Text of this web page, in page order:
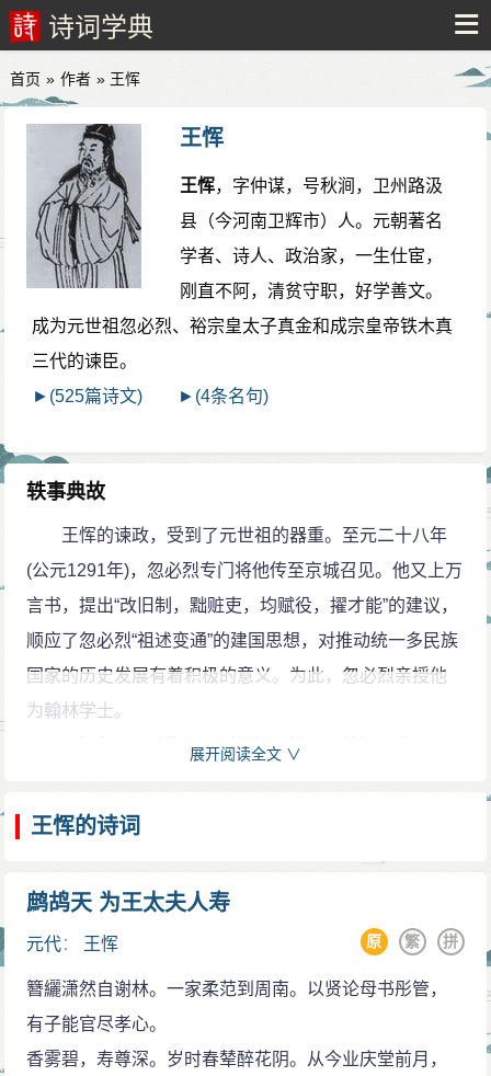
诗词学典
首页 » 作者 » 王恽
王恽
王恽，字仲谋，号秋涧，卫州路汲
县（今河南卫辉市）人。元朝著名
学者、诗人、政治家，一生仕宦，
刚直不阿，清贫守职，好学善文。
成为元世祖忽必烈、裕宗皇太子真金和成宗皇帝铁木真
三代的谏臣。
►(525篇诗文)
►(4条名句)
轶事典故
王恽的谏政，受到了元世祖的器重。至元二十八年
(公元1291年)，忽必烈专门将他传至京城召见。他又上万
言书，提出“改旧制，黜赃吏，均赋役，擢才能”的建议，
顺应了忽必烈“祖述变通”的建国思想，对推动统一多民族
国家的历史发展有着积极的意义。为此，忽必烈亲授他
为翰林学士。
王恽任职从政期间，时常忧国忧民，他把历代明君
用“顺谏”的方式，奏疏给尚未登基的皇太子参阅。裕宗真
事略》各篇发给皇孙们传读。裕宗真金早薨，他的儿子
帛、珠宝，而是他论述的《守成事鉴》十五篇，表现出
忠心事主的一片赤诚。因此，成宗又加封他为通议大
夫，知制诰。并委托他同赵孟頫等人纂修《元世祖实
录》。
展开阅读全文 ∨
王恽的诗词
鹧鸪天 为王太夫人寿
元代： 王恽 拼
繁
原
簪纚潇然自谢林。一家柔范到周南。以贤论母书彤管，
有子能官尽孝心。
香雾碧，寿尊深。岁时春辇醉花阴。从今业庆堂前月，